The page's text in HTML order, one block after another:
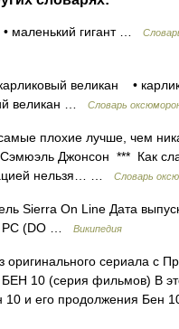
маленький гигант …
великан •
великан …
Словарь
плохие лучше, чем
Джонсон *** Как
нельзя… …
Словарь
Sierra On Line Дата
PC (DO …
Википедия
сериала с
10 (серия фильмов) В
10 и его продолжения Бен